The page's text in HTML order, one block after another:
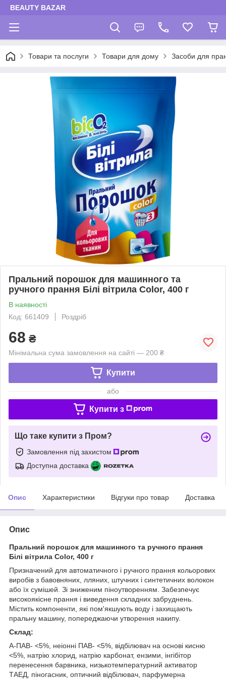
BEAUTY BAZAR
Товари та послуги Товари для дому Засоби для
Пральний порошок для машинного та
ручного прання Білі вітрила Color, 400 г
В наявності
Код: 661409
Роздріб
68 ₴
Мінімальна сума замовлення на сайті — 200 ₴
Купити
або
Купити з
Що таке купити з Пром?
Замовлення під захистом
Доступна доставка
Опис Характеристики Відгуки про товар Доставка
Опис
Пральний порошок для машинного та ручного прання
Білі вітрила Color, 400 г
Призначений для автоматичного і ручного прання кольорових
виробів з бавовняних, лляних, штучних і синтетичних волокон
або їх сумішей. Зі зниженим піноутворенням. Забезпечує
високоякісне прання і виведення складних забруднень.
Містить компоненти, які пом'якшують воду і захищають
пральну машину, попереджаючи утворення накипу.
Склад:
А-ПАВ- <5%, неіонні ПАВ- <5%, відбілювач на основі кисню
<5%, натрію хлорид, натрію карбонат, ензими, інгібітор
перенесення барвника, низькотемпературний активатор
ТАЕД, піногасник, оптичний відбілювач, парфумерна